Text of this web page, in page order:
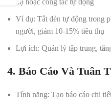
Ví dụ: Tắt đèn tự động trong
người, giảm 10-15% tiêu thụ
Lợi ích: Quản lý tập trung,
4. Báo Cáo Và Tuân
Tính năng: Tạo báo cáo chi